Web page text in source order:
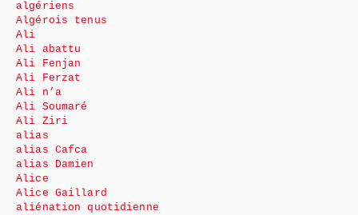
algériens
Algérois tenus
Ali
Ali abattu
Ali Fenjan
Ali Ferzat
Ali n’a
Ali Soumaré
Ali Ziri
alias
alias Cafca
alias Damien
Alice
Alice Gaillard
aliénation quotidienne